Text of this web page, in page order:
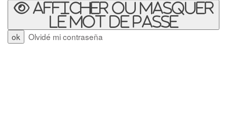
Afficher ou masquer
le mot de passe
Olvidé mi contraseña